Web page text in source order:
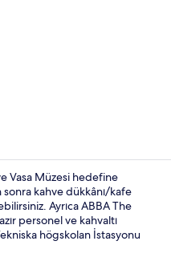
Junior Süit |
Vasa Müzesi hedefine
sonra kahve dükkânı/kafe
Ayrıca ABBA The
personel ve kahvaltı
högskolan İstasyonu